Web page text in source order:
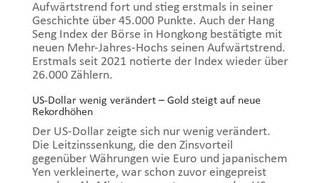
Aufwärtstrend fort und stieg erstmals in seiner
Geschichte über 45.000 Punkte. Auch der Hang
Seng Index der Börse in Hongkong bestätigte mit
neuen Mehr-Jahres-Hochs seinen Aufwärtstrend.
Erstmals seit 2021 notierte der Index wieder über
26.000 Zählern.
US-Dollar wenig verändert – Gold steigt auf neue
Rekordhöhen
Der US-Dollar zeigte sich nur wenig verändert.
Die Leitzinssenkung, die den Zinsvorteil
gegenüber Währungen wie Euro und japanischem
Yen verkleinerte, war schon zuvor eingepreist